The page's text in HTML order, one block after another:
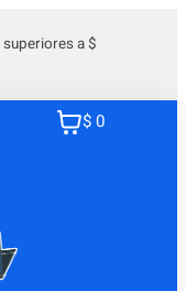
a $
$ 0